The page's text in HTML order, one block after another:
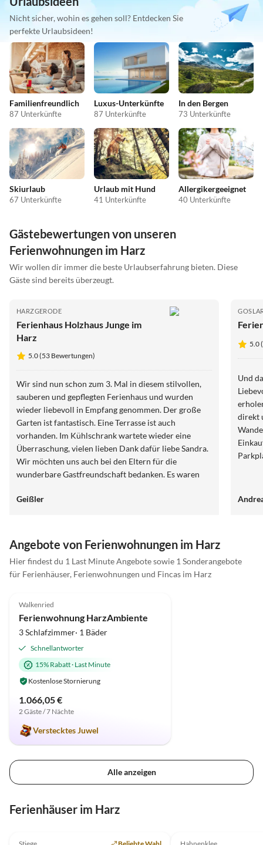
Nicht sicher, wohin es gehen soll? Entdecken Sie
perfekte Urlaubsideen!
Familienfreundlich
87 Unterkünfte
Luxus-Unterkünfte
87 Unterkünfte
In den Bergen
73 Unterkünfte
Skiurlaub
67 Unterkünfte
Urlaub mit Hund
41 Unterkünfte
Allergikergeeignet
40 Unterkünfte
Gästebewertungen von unseren
Ferienwohnungen im Harz
Wir wollen dir immer die beste Urlaubserfahrung bieten. Diese
Gäste sind bereits überzeugt.
HARZGERODE
Ferienhaus Holzhaus Junge im
Harz
5.0 (53 Bewertungen)
Wir sind nun schon zum 3. Mal in diesem stilvollen,
sauberen und gepflegten Ferienhaus und wurden
wieder liebevoll in Empfang genommen. Der große
Garten ist fantastisch. Eine Terrasse ist auch
vorhanden. Im Kühlschrank wartete wieder eine
Überraschung, vielen lieben Dank dafür liebe Sandra.
Wir möchten uns auch bei den Eltern für die
wunderbare Gastfreundschaft bedanken. Es waren
das modern , bis ins kleinste Detail eingerichtete
zulässt) wieder. Denn die Gegend ist wundervoll.
Vielen lieben Dank für alles und bleibt gesund.
Geißler
5.0
Und
direkt
Angebote von Ferienwohnungen im Harz
Hier findest du 1 Last Minute Angebote sowie 1 Sonderangebote
für Ferienhäuser, Ferienwohnungen und Fincas im Harz
Walkenried
Ferienwohnung HarzAmbiente
3 Schlafzimmer· 1 Bäder
Schnellantworter
15% Rabatt· Last Minute
Kostenlose Stornierung
1.066,05 €
2 Gäste / 7 Nächte
Verstecktes Juwel
Alle anzeigen
Ferienhäuser im Harz